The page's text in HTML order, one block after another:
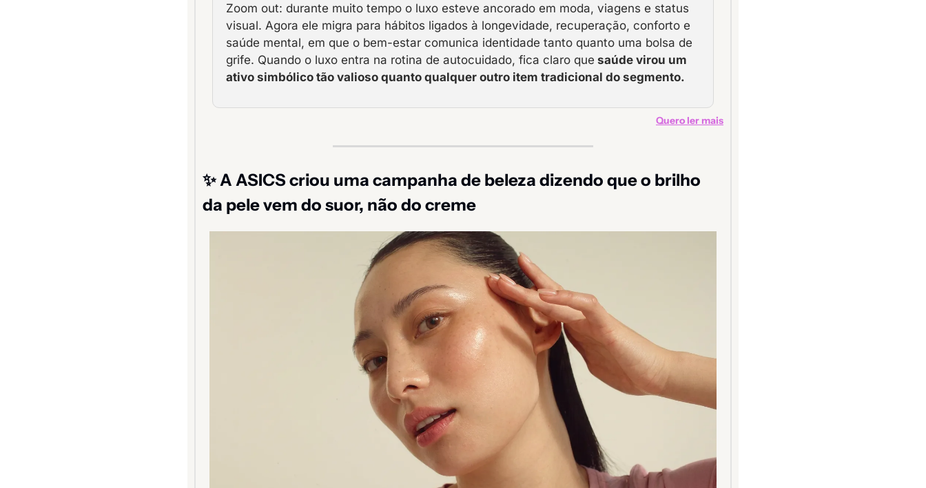
Zoom out: durante muito tempo o luxo esteve ancorado em moda, viagens e status
visual. Agora ele migra para hábitos ligados à longevidade, recuperação, conforto e
saúde mental, em que o bem-estar comunica identidade tanto quanto uma bolsa de
grife. Quando o luxo entra na rotina de autocuidado, fica claro que saúde virou um
ativo simbólico tão valioso quanto qualquer outro item tradicional do segmento.
Quero ler mais
✨ A ASICS criou uma campanha de beleza dizendo que o brilho
da pele vem do suor, não do creme